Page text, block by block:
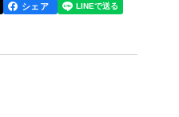
上げたりして家に持
産天然えご草」で
シェア